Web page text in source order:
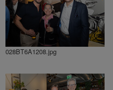
028BT6A1208.jpg